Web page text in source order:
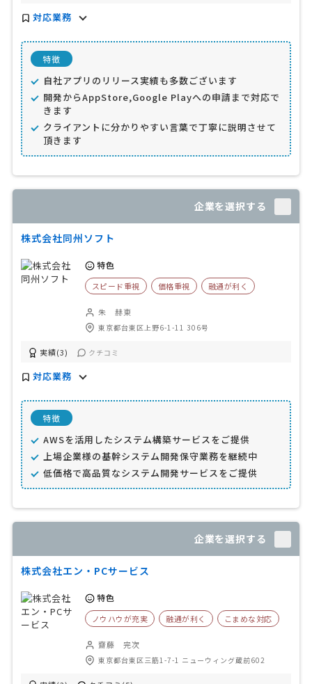
対応業務
特徴
自社アプリのリリース実績も多数ございます
開発からAppStore,Google Playへの申請まで対応で
きます
クライアントに分かりやすい言葉で丁寧に説明させて
頂きます
企業を選択する
株式会社同州ソフト
特色
スピード重視 価格重視 融通が利く
朱 赫東
東京都台東区上野6-1-11 306号
実績(3) クチコミ
対応業務
特徴
AWSを活用したシステム構築サービスをご提供
上場企業様の基幹システム開発保守業務を継続中
低価格で高品質なシステム開発サービスをご提供
企業を選択する
株式会社エン・PCサービス
特色
ノウハウが充実 融通が利く こまめな対応
齋藤 完次
東京都台東区三筋1-7-1 ニューウィング蔵前602